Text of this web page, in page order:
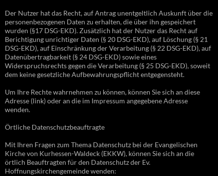
Der Nutzer hat das Recht, auf Antrag unentgeltlich Auskunft über die
personenbezogenen Daten zu erhalten, die über ihn gespeichert
wurden (§17 DSG-EKD). Zusätzlich hat der Nutzer das Recht auf
Berichtigung unrichtiger Daten (§ 20 DSG-EKD), auf Löschung (§ 21
DSG-EKD), auf Einschränkung der Verarbeitung (§ 22 DSG-EKD), auf
Datenübertragbarkeit (§ 24 DSG-EKD) sowie eines
Widerspruchsrechts gegen die Verarbeitung (§ 25 DSG-EKD), soweit
dem keine gesetzliche Aufbewahrungspflicht entgegensteht.
Um Ihre Rechte wahrnehmen zu können, können Sie sich an diese
Adresse (link) oder an die im Impressum angegebene Adresse
wenden.
Örtliche Datenschutzbeauftragte
Mit Ihren Fragen zum Thema Datenschutz bei der Evangelischen
Kirche von Kurhessen-Waldeck (EKKW), können Sie sich an die
örtlich Beauftragten für den Datenschutz der Ev.
Hoffnungskirchengemeinde wenden: